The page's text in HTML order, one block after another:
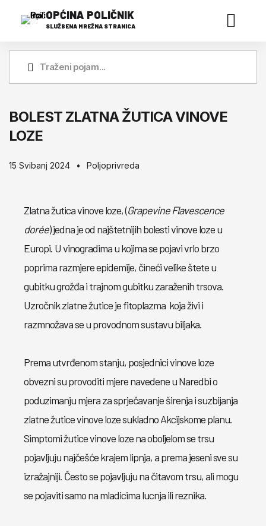
OPĆINA POLIČNIK
SLUŽBENA MREŽNA STRANICA
BOLEST ZLATNA ŽUTICA VINOVE
LOZE
15 Svibanj 2024 Poljoprivreda
Zlatna žutica vinove loze, (Grapevine Flavescence
dorée) jedna je od najštetnijih bolesti vinove loze u
Europi. U vinogradima u kojima se pojavi vrlo brzo
poprima razmjere epidemije, čineći velike štete u
gubitku grožđa i trajnom gubitku zaraženih trsova.
Uzročnik zlatne žutice je fitoplazma koja živi i
razmnožava se u provodnom sustavu biljaka.
Prema utvrđenom stanju, posjednici vinove loze
obvezni su provoditi mjere navedene u Naredbi o
poduzimanju mjera za sprječavanje širenja i suzbijanja
zlatne žutice vinove loze sukladno Akcijskome planu.
Simptomi žutice vinove loze na oboljelom se trsu
pojavljuju najčešće krajem lipnja, a prema jeseni sve su
izražajniji. Često se pojavljuju na čitavom trsu, ali mogu
se pojaviti samo na mladicima lucnja ili reznika.